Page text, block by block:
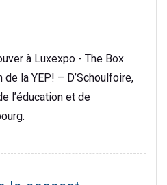
à Luxexpo - The Box
la YEP! – D’Schoulfoire,
l’éducation et de